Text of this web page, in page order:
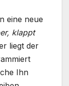
eine neue
klappt
liegt der
Ihn